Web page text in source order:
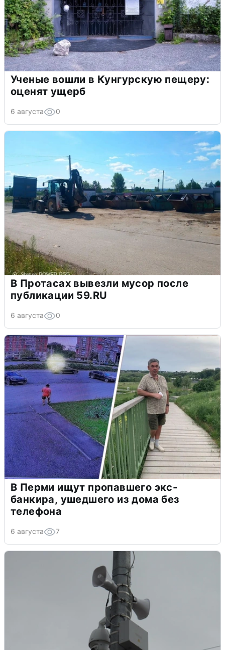
Ученые вошли в Кунгурскую пещеру:
оценят ущерб
6 августа 0
В Протасах вывезли мусор после
публикации 59.RU
6 августа 0
В Перми ищут пропавшего экс-
банкира, ушедшего из дома без
телефона
6 августа 7